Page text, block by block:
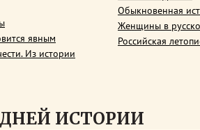
явным
Из истории
Обыкновенная
Женщины в
Российская
ИСТОРИИ